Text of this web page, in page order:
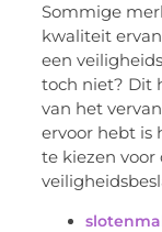
Sommige
kwaliteit
een
toch niet? Dit
van het
ervoor hebt is
te kiezen voor